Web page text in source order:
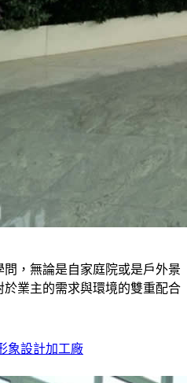
，無論是自家庭院或是戶外景
業主的需求與環境的雙重配合
象設計加工廠